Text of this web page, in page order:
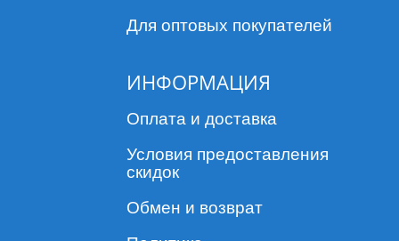
Для оптовых покупателей
ИНФОРМАЦИЯ
Оплата и доставка
Условия предоставления
скидок
Обмен и возврат